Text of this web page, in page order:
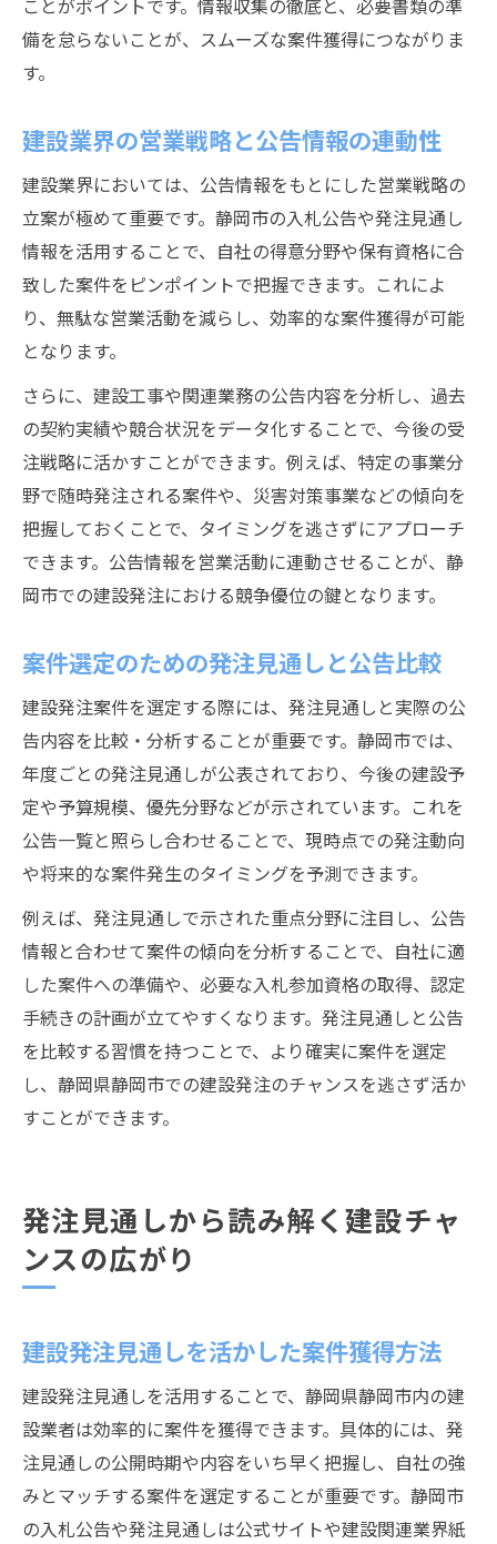
ことがポイントです。情報収集の徹底と、必要書類の準
備を怠らないことが、スムーズな案件獲得につながりま
す。
建設業界の営業戦略と公告情報の連動性
建設業界においては、公告情報をもとにした営業戦略の
立案が極めて重要です。静岡市の入札公告や発注見通し
情報を活用することで、自社の得意分野や保有資格に合
致した案件をピンポイントで把握できます。これによ
り、無駄な営業活動を減らし、効率的な案件獲得が可能
となります。
さらに、建設工事や関連業務の公告内容を分析し、過去
の契約実績や競合状況をデータ化することで、今後の受
注戦略に活かすことができます。例えば、特定の事業分
野で随時発注される案件や、災害対策事業などの傾向を
把握しておくことで、タイミングを逃さずにアプローチ
できます。公告情報を営業活動に連動させることが、静
岡市での建設発注における競争優位の鍵となります。
案件選定のための発注見通しと公告比較
建設発注案件を選定する際には、発注見通しと実際の公
告内容を比較・分析することが重要です。静岡市では、
年度ごとの発注見通しが公表されており、今後の建設予
定や予算規模、優先分野などが示されています。これを
公告一覧と照らし合わせることで、現時点での発注動向
や将来的な案件発生のタイミングを予測できます。
例えば、発注見通しで示された重点分野に注目し、公告
情報と合わせて案件の傾向を分析することで、自社に適
した案件への準備や、必要な入札参加資格の取得、認定
手続きの計画が立てやすくなります。発注見通しと公告
を比較する習慣を持つことで、より確実に案件を選定
し、静岡県静岡市での建設発注のチャンスを逃さず活か
すことができます。
発注見通しから読み解く建設チャ
ンスの広がり
建設発注見通しを活かした案件獲得方法
建設発注見通しを活用することで、静岡県静岡市内の建
設業者は効率的に案件を獲得できます。具体的には、発
注見通しの公開時期や内容をいち早く把握し、自社の強
みとマッチする案件を選定することが重要です。静岡市
の入札公告や発注見通しは公式サイトや建設関連業界紙